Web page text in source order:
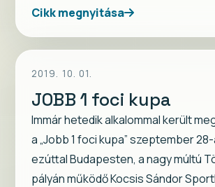
Cikk megnyitása
2019. 10. 01.
JOBB 1 foci kupa
Immár hetedik alkalommal került
a „Jobb 1 foci kupa” szeptember
ezúttal Budapesten, a nagy múltú
pályán működő Kocsis Sándor